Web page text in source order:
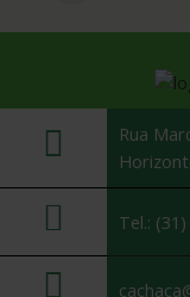
Rua
Tel.: